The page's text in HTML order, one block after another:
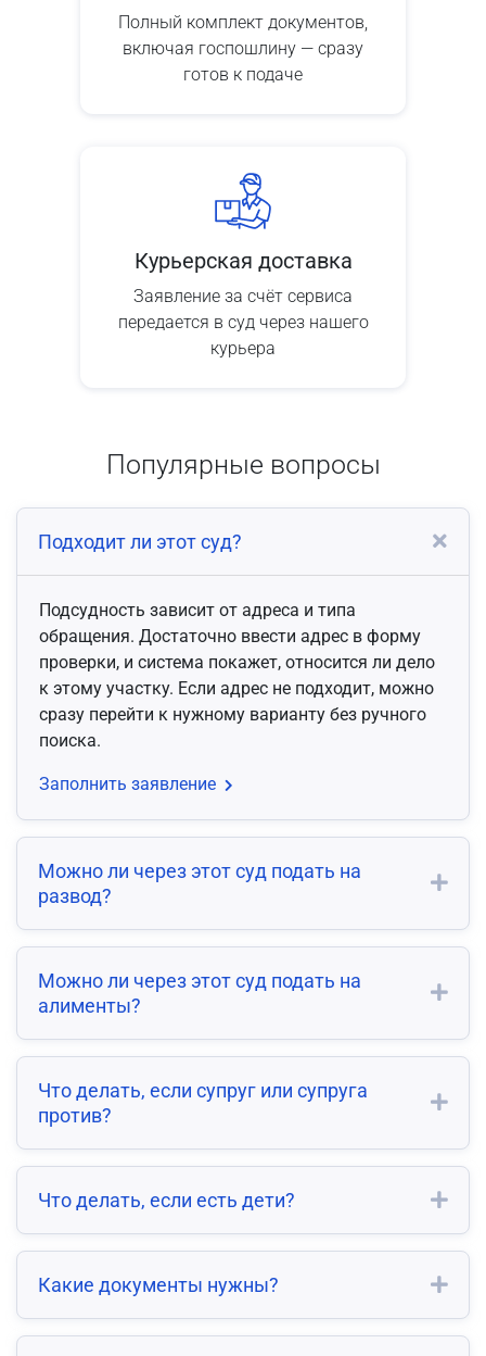
Полный комплект документов,
включая госпошлину — сразу
готов к подаче
Курьерская доставка
Заявление за счёт сервиса
передается в суд через нашего
курьера
Популярные вопросы
Подходит ли этот суд?
Подсудность зависит от адреса и типа
обращения. Достаточно ввести адрес в форму
проверки, и система покажет, относится ли дело
к этому участку. Если адрес не подходит, можно
сразу перейти к нужному варианту без ручного
поиска.
Заполнить заявление
Можно ли через этот суд подать на
развод?
Можно ли через этот суд подать на
алименты?
Что делать, если супруг или супруга
против?
Что делать, если есть дети?
Какие документы нужны?